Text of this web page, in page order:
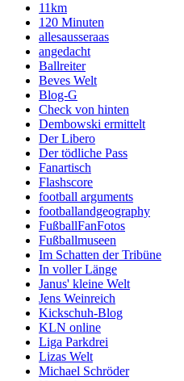
11km
120 Minuten
allesausseraas
angedacht
Ballreiter
Beves Welt
Blog-G
Check von hinten
Dembowski ermittelt
Der Libero
Der tödliche Pass
Fanartisch
Flashscore
football arguments
footballandgeography
FußballFanFotos
Fußballmuseen
Im Schatten der Tribüne
In voller Länge
Janus' kleine Welt
Jens Weinreich
Kickschuh-Blog
KLN online
Liga Parkdrei
Lizas Welt
Michael Schröder